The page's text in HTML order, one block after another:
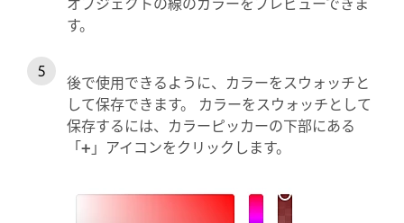
す。
後で使用できるように、カラーをスウォッチと
して保存できます。 カラーをスウォッチとして
保存するには、カラーピッカーの下部にある
「+ 」アイコンをクリックします。